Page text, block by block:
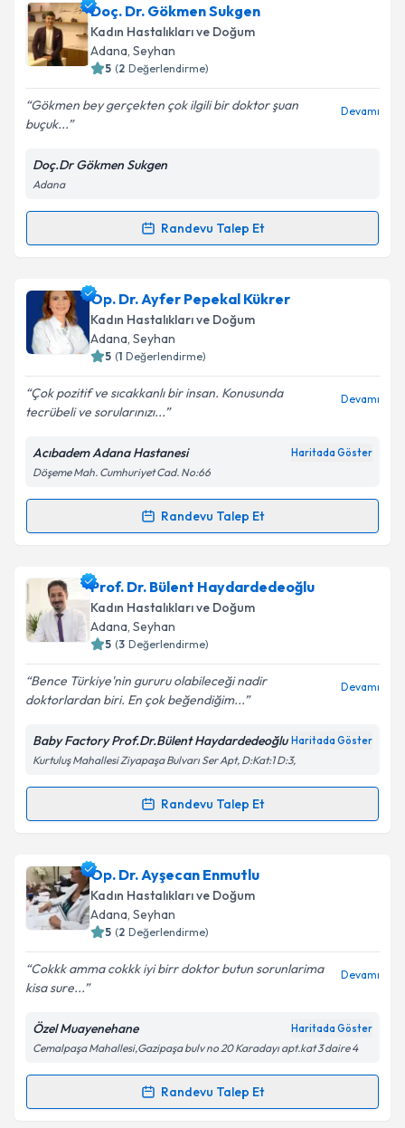
Op. Dr. Yusuf Topalahmetoğluiçin randevu takvimi
talebi oluşturun. Size bu uzmandan randevu almanız
için bir takvim hazırlandığında e-posta ile
bilgilendireceğiz.
E-posta Adresiniz
Metni'ni okudum ve kişisel verilerimin belirtilen
kapsamda işlenmesini kabul ediyorum.
Doç. Dr. Gökmen Sukgen
Kadın Hastalıkları ve Doğum
Adana, Seyhan
5 (2 Değerlendirme)
Gökmen bey gerçekten çok ilgili bir doktor şuan
buçuk...
Devamı
Doç.Dr Gökmen Sukgen
Adana
Randevu Talep Et
Randevu Takvimi Talebi
Doç. Dr. Gökmen Sukgeniçin randevu takvimi talebi
oluşturun. Size bu uzmandan randevu almanız için bir
takvim hazırlandığında e-posta ile bilgilendireceğiz.
Kişisel verilerimin işlenmesine ilişkin
Aydınlatma
Metni'ni okudum ve kişisel verilerimin belirtilen
kapsamda işlenmesini kabul ediyorum.
Op. Dr. Ayfer Pepekal Kükrer
Kadın Hastalıkları ve Doğum
Adana, Seyhan
5 (1 Değerlendirme)
Çok pozitif ve sıcakkanlı bir insan. Konusunda
tecrübeli ve sorularınızı...
Devamı
Acıbadem Adana Hastanesi Haritada Göster
Döşeme Mah. Cumhuriyet Cad. No:66
Randevu Talep Et
Randevu Takvimi Talebi
Op. Dr. Ayfer Pepekal Kükreriçin randevu takvimi
talebi oluşturun. Size bu uzmandan randevu almanız
için bir takvim hazırlandığında e-posta ile
bilgilendireceğiz.
E-posta Adresiniz
Kişisel verilerimin işlenmesine ilişkinAydınlatma
Metni'ni okudum ve kişisel verilerimin belirtilen
kapsamda işlenmesini kabul ediyorum.
Prof. Dr. Bülent Haydardedeoğlu
Kadın Hastalıkları ve Doğum
Adana, Seyhan
5 (3 Değerlendirme)
Bence Türkiye'nin gururu olabileceği nadir
doktorlardan biri. En çok beğendiğim...
Devamı
Baby Factory Prof.Dr.Bülent Haydardedeoğlu Haritada Göster
Kurtuluş Mahallesi Ziyapaşa Bulvarı Ser Apt, D:Kat:1 D:3,
Randevu Talep Et
Randevu Takvimi Talebi
Prof. Dr. Bülent Haydardedeoğlu
takvimi talebi oluşturun. Size bu uzmandan randevu
almanız için bir takvim hazırlandığında e-posta ile
bilgilendireceğiz.
E-posta Adresiniz
Kişisel verilerimin işlenmesine ilişkinAydınlatma
Metni'ni okudum ve kişisel verilerimin belirtilen
kapsamda işlenmesini kabul ediyorum.
Op. Dr. Ayşecan Enmutlu
Kadın Hastalıkları ve Doğum
Adana, Seyhan
5 (2 Değerlendirme)
Cokkk amma cokkk iyi birr doktor butun sorunlarima
kisa sure...
Devamı
Özel Muayenehane Haritada Göster
Cemalpaşa Mahallesi,Gazipaşa bulv no 20 Karadayı apt.kat 3 daire 4
Randevu Talep Et
Randevu Takvimi Talebi